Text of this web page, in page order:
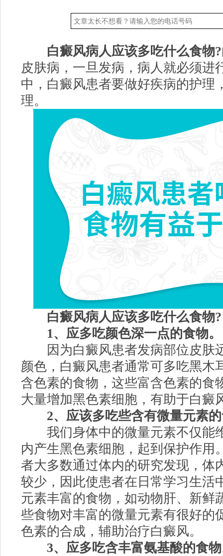
白癜风病人应该多吃什么食物?
皮肤病，一旦发病，病人就必须进
中，白癜风患者要做好疾病的护理
理。
白癜风病人应该多吃什么食物?
1、应多吃颜色深一点的食物。
因为白癜风患者发病部位皮肤
颜色，白癜风患者通常可多吃黑木
含色素的食物，这些富含色素的食
大量增加黑色素细胞，有助于白癜
2、应该多吃些含有微量元素的
我们身体中的微量元素不仅能
内产生黑色素细胞，起到保护作用
者大多数通过体内的研究发现，体
较少，因此使患者在日常学习生活
元素丰富的食物，如动物肝、新鲜
些食物对丰富的微量元素有很好的
色素的合成，辅助治疗白癜风。
3、应多吃含丰富氨基酸的食